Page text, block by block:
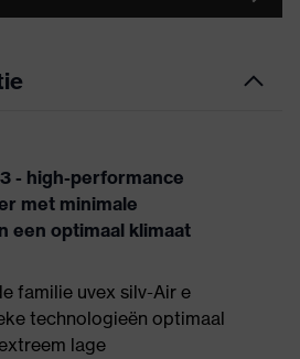
- high-performance
met minimale
een optimaal klimaat
familie uvex silv-Air e
technologieën optimaal
lage